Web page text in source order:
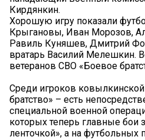
Кирдянкин.
Хорошую игру показали
Крыгановы, Иван Морозов,
Равиль Куняшев, Дмитрий
вратарь Василий Мелешкин.
ветеранов СВО «Боевое
Среди игроков
братство» – есть
специальной военной
которых теперь главные бои
ленточкой», а на футбольных